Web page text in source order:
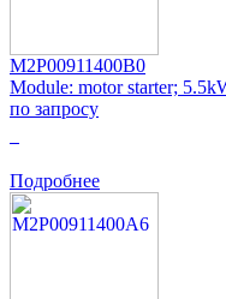
M2P00911400B0
Module: motor starter;
по запросу
Подробнее